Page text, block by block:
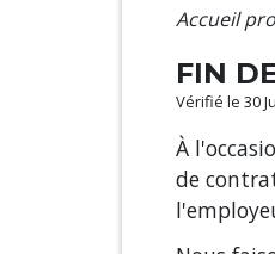
Accueil
FIN
Vérifié le 30
À
de